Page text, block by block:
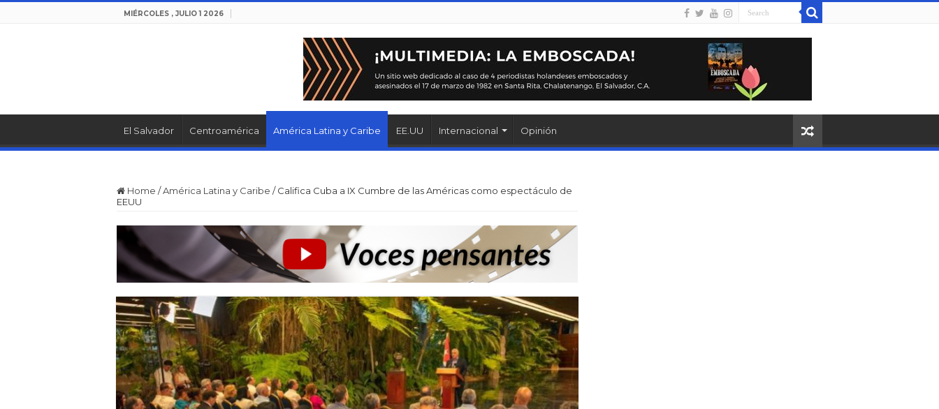
MIÉRCOLES , JULIO 1 2026
El Salvador Centroamérica América Latina y Caribe EE.UU Internacional Opinión
Home /América Latina y Caribe / Califica Cuba a IX Cumbre de las Américas como espectáculo de
EEUU